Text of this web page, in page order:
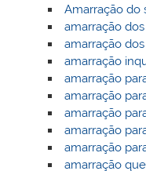
Amarração do
amarração
amarração
amarração
amarração
amarração
amarração
amarração
amarração
amarração